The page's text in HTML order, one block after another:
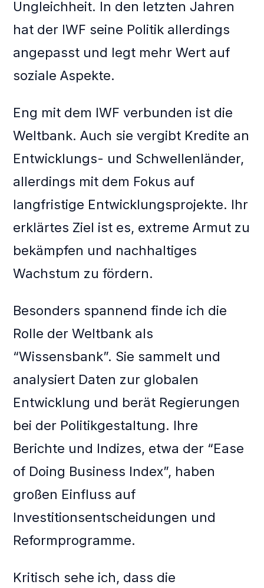
Ungleichheit. In den letzten Jahren
hat der IWF seine Politik allerdings
angepasst und legt mehr Wert auf
soziale Aspekte.
Eng mit dem IWF verbunden ist die
Weltbank. Auch sie vergibt Kredite an
Entwicklungs- und Schwellenländer,
allerdings mit dem Fokus auf
langfristige Entwicklungsprojekte. Ihr
erklärtes Ziel ist es, extreme Armut zu
bekämpfen und nachhaltiges
Wachstum zu fördern.
Besonders spannend finde ich die
Rolle der Weltbank als
“Wissensbank”. Sie sammelt und
analysiert Daten zur globalen
Entwicklung und berät Regierungen
bei der Politikgestaltung. Ihre
Berichte und Indizes, etwa der “Ease
of Doing Business Index”, haben
großen Einfluss auf
Investitionsentscheidungen und
Reformprogramme.
Kritisch sehe ich, dass die